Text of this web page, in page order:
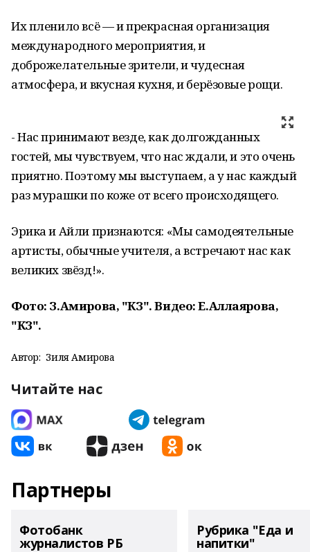
Их пленило всё — и прекрасная организация
международного мероприятия, и
доброжелательные зрители, и чудесная
атмосфера, и вкусная кухня, и берёзовые рощи.
- Нас принимают везде, как долгожданных
гостей, мы чувствуем, что нас ждали, и это очень
приятно. Поэтому мы выступаем, а у нас каждый
раз мурашки по коже от всего происходящего.
Эрика и Айли признаются: «Мы самодеятельные
артисты, обычные учителя, а встречают нас как
великих звёзд!».
Фото: З.Амирова, "КЗ". Видео: Е.Аллаярова,
"КЗ".
Автор: Зиля Амирова
Читайте нас
Партнеры
Фотобанк
журналистов РБ
Рубрика "Еда и
напитки"